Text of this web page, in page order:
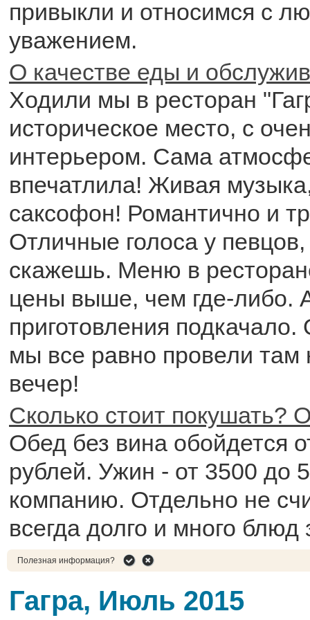
привыкли и относимся с
уважением.
О качестве еды и
Ходили мы в ресторан
историческое место, с
интерьером. Сама
впечатлила! Живая
саксофон! Романтично и
Отличные голоса у певцов,
скажешь. Меню в
цены выше, чем где-либо.
приготовления
мы все равно провели
вечер!
Сколько стоит покушать?
Обед без вина обойдется
рублей. Ужин - от 3500 до
компанию. Отдельно не
всегда долго и много блюд
Полезная информация?
Гагра, Июль 2015